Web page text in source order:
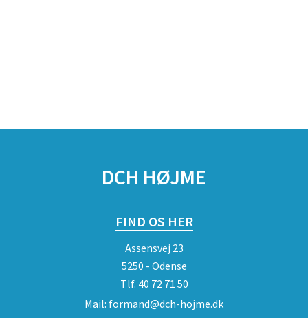
DCH HØJME
FIND OS HER
Assensvej 23
5250 - Odense
Tlf. 40 72 71 50
Mail: formand@dch-hojme.dk